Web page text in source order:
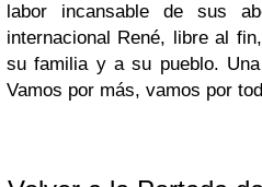
labor incansable de sus
internacional René, libre al
su familia y a su pueblo.
Vamos por más, vamos por